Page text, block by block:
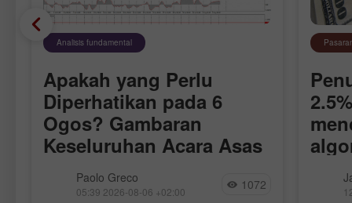
Analisis fundamental
Apakah yang Perlu
Diperhatikan pada 6
Ogos? Gambaran
Keseluruhan Acara Asas
untuk Pedagang Baharu
Analisis Laporan Makroekonomi:
Sedikit sahaja pengumuman
Paolo Greco
05:39 2026-08-06 +02:00 1072